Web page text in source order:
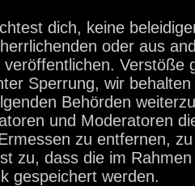
dich, keine
oder aus
veröffentlichen. Verstöße
Sperrung, wir
Behörden
und Moderatoren
zu entfernen,
zu, dass die im
gespeichert werden.